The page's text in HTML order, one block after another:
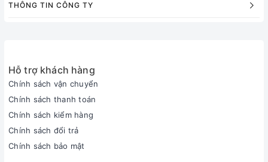
THÔNG TIN CÔNG TY
Hỗ trợ khách hàng
Chính sách vận chuyển
Chính sách thanh toán
Chính sách kiểm hàng
Chính sách đổi trả
Chính sách bảo mật